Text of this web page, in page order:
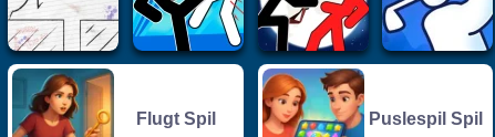
Flugt Spil Puslespil Spil